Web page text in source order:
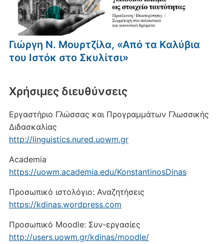
Γιώργη Ν. Μουρτζίλα, «Από τα Καλύβια
του Ιστόκ στο Σκυλίτσι»
Xρήσιμες διευθύνσεις
Εργαστήριο Γλώσσας και Προγραμμάτων Γλωσσικής
Διδασκαλίας
http://linguistics.nured.uowm.gr
Academia
https://uowm.academia.edu/KonstantinosDinas
Προσωπικό ιστολόγιο: Αναζητήσεις
https://kdinas.wordpress.com
Προσωπικό Moodle: Συν-εργασίες
http://users.uowm.gr/kdinas/moodle/